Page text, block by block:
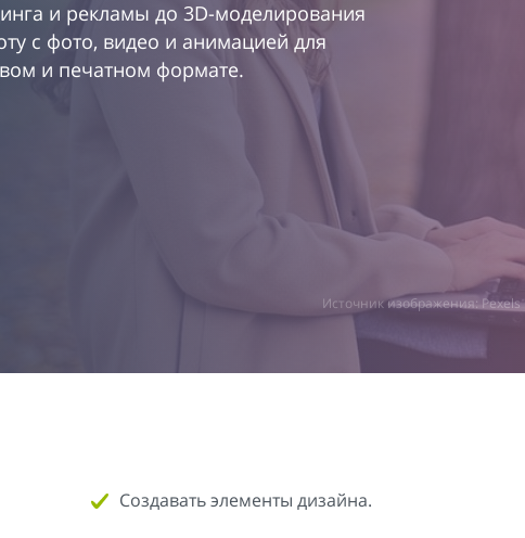
и рекламы до 3D-моделирования
с фото, видео и анимацией для
и печатном формате.
Источник изображения: Pexels
Создавать элементы дизайна.